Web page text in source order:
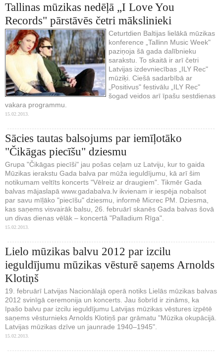
Tallinas mūzikas nedēļā „I Love You
Records" pārstāvēs četri mākslinieki
Ceturtdien Baltijas lielākā mūzikas
konference „Tallinn Music Week"
paziņoja šā gada dalībnieku
sarakstu. To skaitā ir arī četri
Latvijas izdevniecības „ILY Rec"
mūziķi. Ciešā sadarbībā ar
„Positivus" festivālu „ILY Rec"
šogad veidos arī īpašu sestdienas
vakara programmu.
15.02.2013.
Sācies tautas balsojums par iemīļotāko
"Čikāgas piecīšu" dziesmu
Grupa "Čikāgas piecīši" jau pošas ceļam uz Latviju, kur to gaida
Mūzikas ierakstu Gada balva par mūža ieguldījumu, kā arī šim
notikumam veltīts koncerts "Vēlreiz ar draugiem". Tikmēr Gada
balvas mājaslapā www.gadabalva.lv ikvienam ir iespēja nobalsot
par savu mīļāko "piecīšu" dziesmu, informē Micrec PM. Dziesma,
kas saņems visvairāk balsu, 26. februārī skanēs Gada balvas šovā
un divas dienas vēlāk – koncertā "Palladium Rīga".
15.02.2013.
Lielo mūzikas balvu 2012 par izcilu
ieguldījumu mūzikas vēsturē saņems Arnolds
Klotiņš
19. februārī Latvijas Nacionālajā operā notiks Lielās mūzikas balvas
2012 svinīgā ceremonija un koncerts. Jau šobrīd ir zināms, ka
īpašo balvu par izcilu ieguldījumu Latvijas mūzikas vēstures izpētē
saņems vēsturnieks Arnolds Klotiņš par grāmatu "Mūzika okupācijā.
Latvijas mūzikas dzīve un jaunrade 1940–1945".
15.02.2013.